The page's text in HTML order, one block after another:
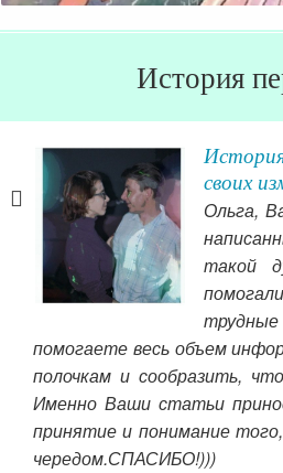
История
своих
Ольга,
такой
помогаете весь объем
полочкам и сообразить,
Именно Ваши статьи
принятие и понимание
чередом.СПАСИБО!)))